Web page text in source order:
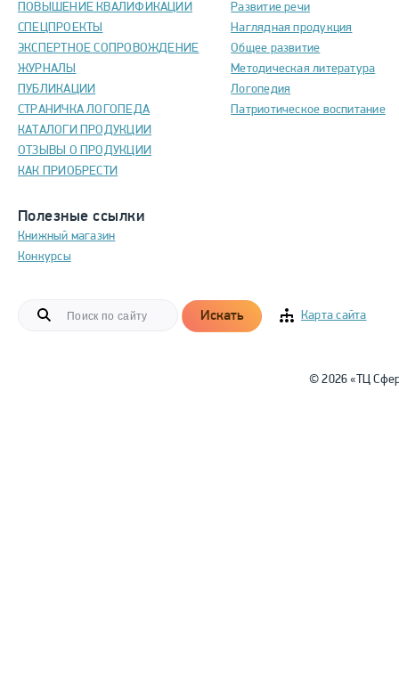
ПОВЫШЕНИЕ КВАЛИФИКАЦИИ
СПЕЦПРОЕКТЫ
ЭКСПЕРТНОЕ СОПРОВОЖДЕНИЕ
ЖУРНАЛЫ
ПУБЛИКАЦИИ
СТРАНИЧКА ЛОГОПЕДА
КАТАЛОГИ ПРОДУКЦИИ
ОТЗЫВЫ О ПРОДУКЦИИ
КАК ПРИОБРЕСТИ
Полезные ссылки
Книжный магазин
Конкурсы
Развитие речи
Наглядная продукция
Общее развитие
Методическая литература
Логопедия
Патриотическое воспитание
Искать Карта сайта
© 2026 «ТЦ